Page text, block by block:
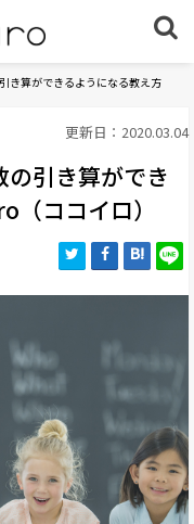
き算ができるようになる教え方
更新日：2020.03.04
引き算ができ
ココイロ）